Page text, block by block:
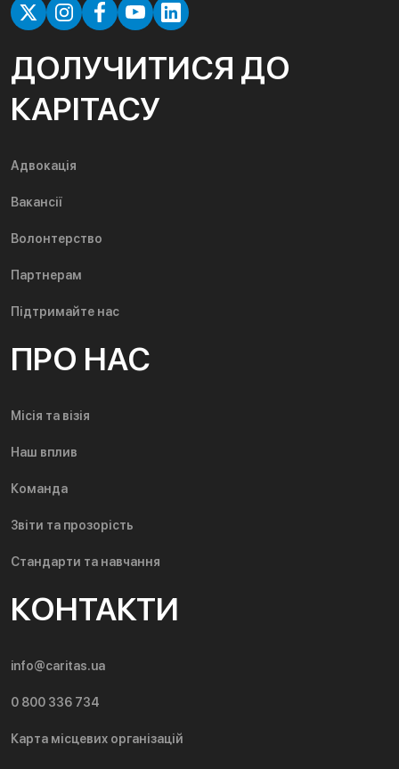
ДОЛУЧИТИСЯ ДО
КАРІТАСУ
Адвокація
Вакансії
Волонтерство
Партнерам
Підтримайте нас
ПРО НАС
Місія та візія
Наш вплив
Команда
Звіти та прозорість
Стандарти та навчання
КОНТАКТИ
info@caritas.ua
0 800 336 734
Карта місцевих організацій